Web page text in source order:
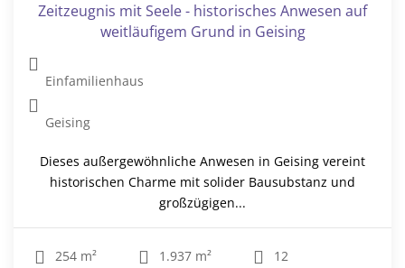
Zeitzeugnis mit Seele - historisches Anwesen auf
weitläufigem Grund in Geising
Einfamilienhaus
Geising
Dieses außergewöhnliche Anwesen in Geising vereint
historischen Charme mit solider Bausubstanz und
großzügigen...
254 m² 1.937 m² 12